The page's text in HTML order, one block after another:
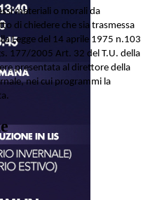
materiali o morali da
di chiedere che sia trasmessa
Legge del 14 aprile 1975 n.103
177/2005 Art. 32 del T.U. della
presentata al direttore della
nei cui programmi la